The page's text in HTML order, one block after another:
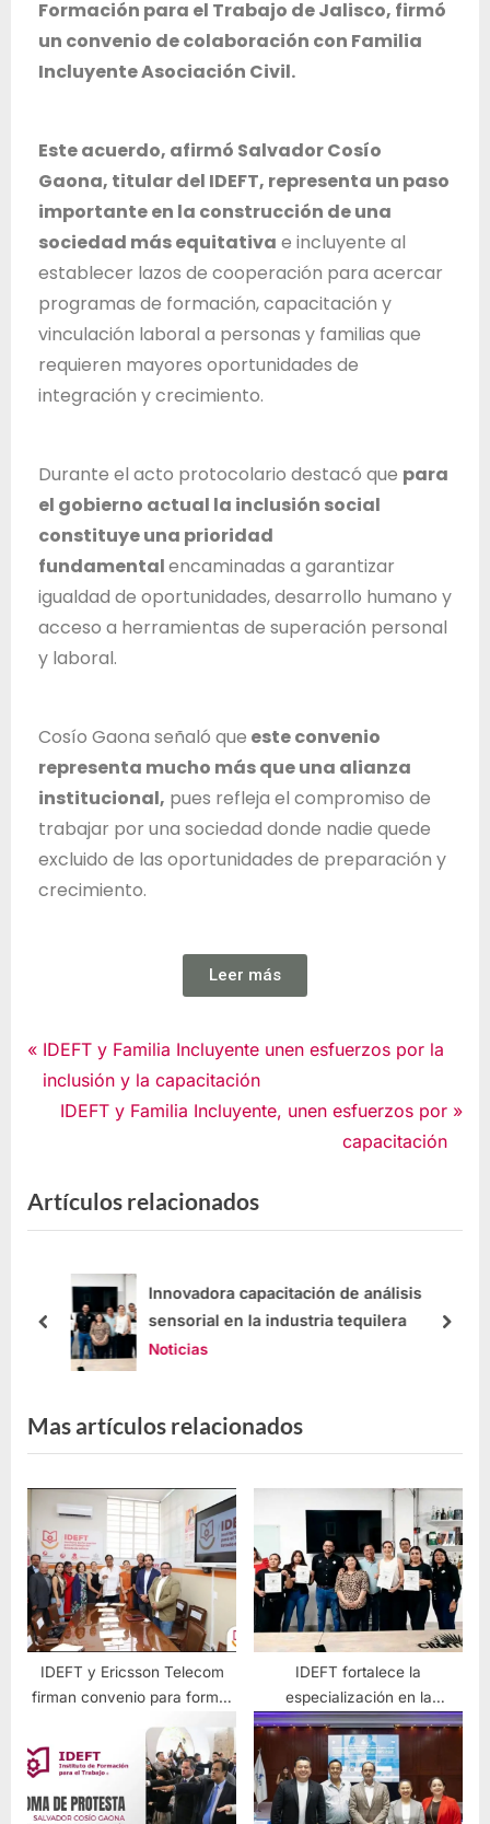
l
E
s
t
a
d
o
d
e
l
i
s
c
o
Formación para el Trabajo de Jalisco, firmó
un convenio de colaboración con Familia
Incluyente Asociación Civil.
Este acuerdo, afirmó Salvador Cosío
Gaona, titular del IDEFT, representa un paso
importante en la construcción de una
sociedad más equitativa e incluyente al
establecer lazos de cooperación para acercar
programas de formación, capacitación y
vinculación laboral a personas y familias que
requieren mayores oportunidades de
integración y crecimiento.
Durante el acto protocolario destacó que para
el gobierno actual la inclusión social
constituye una prioridad
fundamentalencaminadas a garantizar
igualdad de oportunidades, desarrollo humano y
acceso a herramientas de superación personal
y laboral.
Cosío Gaona señaló que este convenio
representa mucho más que una alianza
institucional, pues refleja el compromiso de
trabajar por una sociedad donde nadie quede
excluido de las oportunidades de preparación y
crecimiento.
Leer más
Noticias
IDEFT y Familia Incluyente unen esfuerzos por la
inclusión y la capacitación
IDEFT y Familia Incluyente, unen esfuerzos por
capacitación
Artículos relacionados
Innovadora capacitación de análisis
sensorial en la industria tequilera
Noticias
Mas artículos relacionados
IDEFT y Ericsson Telecom
firman convenio para formar
Jalisco.
IDEFT fortalece la
especialización en la
industria tequilera con curso
innovador de Análisis
Sensorial